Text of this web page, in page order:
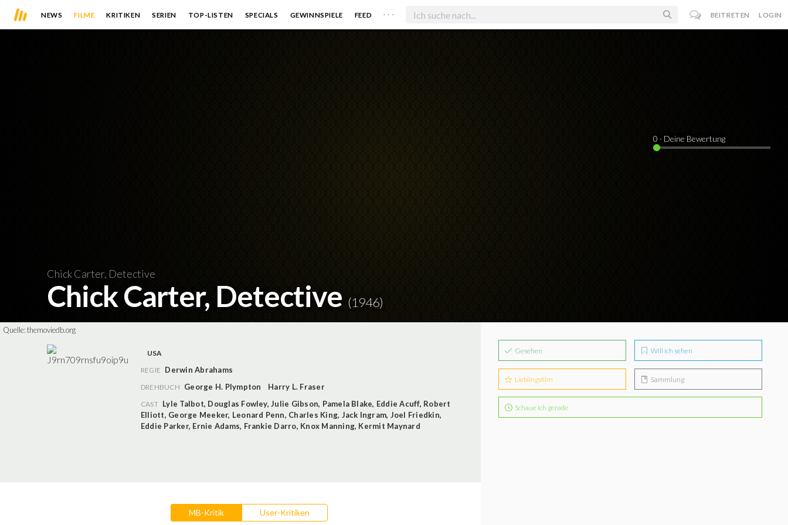
NEWS FILME KRITIKEN SERIEN TOP-LISTEN SPECIALS GEWINNSPIELE FEED . . . BEITRETEN LOGIN
Chick Carter, Detective
Chick Carter, Detective (1946)
0 · Deine Bewertung
Quelle:themoviedb.org
USA
REGIE Derwin Abrahams
DREHBUCH George H. Plympton Harry L. Fraser
CAST Lyle Talbot, Douglas Fowley,Julie Gibson, Pamela Blake, Eddie Acuff, Robert
Elliott, George Meeker, Leonard Penn, Charles King, Jack Ingram, Joel Friedkin,
Eddie Parker, Ernie Adams, Frankie Darro, Knox Manning, Kermit Maynard
MB-Kritik User-Kritiken
Gesehen Will ich sehen
Lieblingsfilm Sammlung
Schaue ich gerade